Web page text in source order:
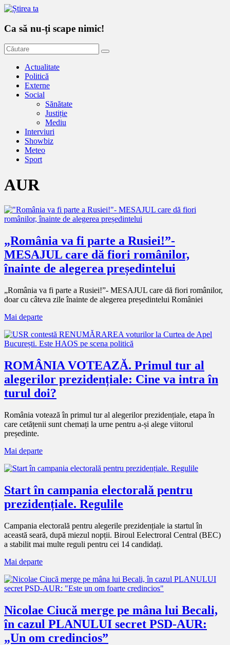
Ca să nu-ți scape nimic!
Actualitate
Politică
Externe
Social
Sănătate
Justiție
Mediu
Interviuri
Showbiz
Meteo
Sport
AUR
„România va fi parte a Rusiei!”-
MESAJUL care dă fiori românilor,
înainte de alegerea președintelui
„România va fi parte a Rusiei!”- MESAJUL care dă fiori românilor,
doar cu câteva zile înainte de alegerea președintelui României
Mai departe
ROMÂNIA VOTEAZĂ. Primul tur al
alegerilor prezidențiale: Cine va intra în
turul doi?
România votează în primul tur al alegerilor prezidențiale, etapa în
care cetățenii sunt chemați la urne pentru a-și alege viitorul
președinte.
Mai departe
Start în campania electorală pentru
prezidențiale. Regulile
Campania electorală pentru alegerile prezidențiale ia startul în
această seară, după miezul nopții. Biroul Eelectroral Central (BEC)
a stabilit mai multe reguli pentru cei 14 candidați.
Mai departe
Nicolae Ciucă merge pe mâna lui Becali,
în cazul PLANULUI secret PSD-AUR:
„Un om credincios”